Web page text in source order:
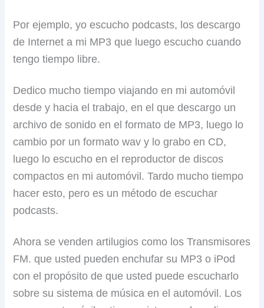
Por ejemplo, yo escucho podcasts, los descargo
de Internet a mi MP3 que luego escucho cuando
tengo tiempo libre.
Dedico mucho tiempo viajando en mi automóvil
desde y hacia el trabajo, en el que descargo un
archivo de sonido en el formato de MP3, luego lo
cambio por un formato wav y lo grabo en CD,
luego lo escucho en el reproductor de discos
compactos en mi automóvil. Tardo mucho tiempo
hacer esto, pero es un método de escuchar
podcasts.
Ahora se venden artilugios como los Transmisores
FM. que usted pueden enchufar su MP3 o iPod
con el propósito de que usted puede escucharlo
sobre su sistema de música en el automóvil. Los